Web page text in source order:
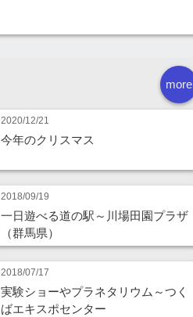
more
2020/12/21
今年のクリスマス
2018/09/19
一日遊べる道の駅～川場田園プラザ
（群馬県）
2018/07/17
実験ショーやプラネタリウム～つく
ばエキスポセンター